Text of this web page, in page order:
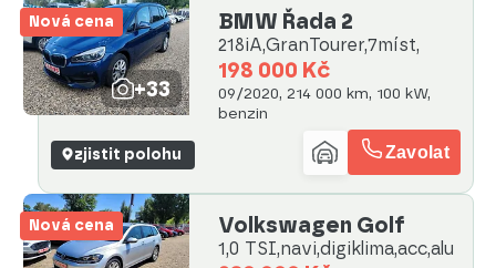
Nová cena
+33
BMW Řada 2
218iA,GranTourer,7míst,
198 000 Kč
09/2020, 214 000 km, 100 kW,
benzin
zjistit polohu Zavolat
Nová cena Volkswagen Golf
1,0 TSI,navi,digiklima,acc,alu